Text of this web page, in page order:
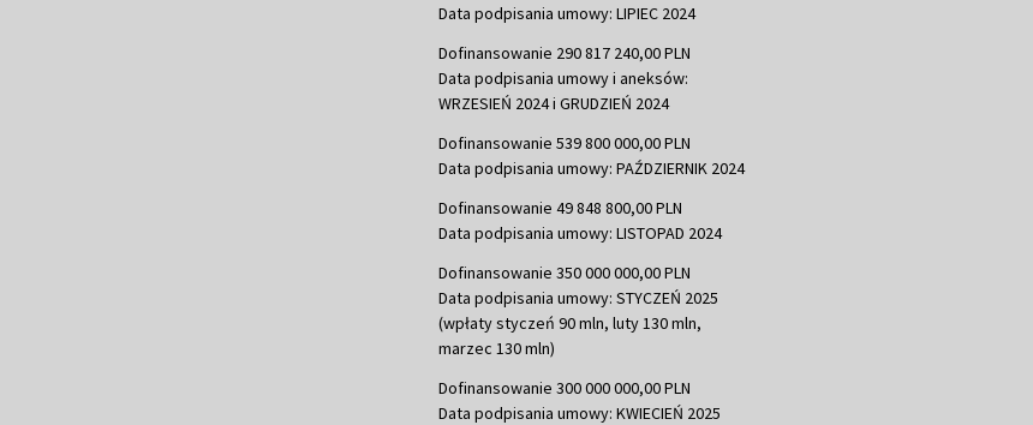
Data podpisania umowy: LIPIEC 2024
Dofinansowanie 290 817 240,00 PLN
Data podpisania umowy i aneksów:
WRZESIEŃ 2024 i GRUDZIEŃ 2024
Dofinansowanie 539 800 000,00 PLN
Data podpisania umowy: PAŹDZIERNIK 2024
Dofinansowanie 49 848 800,00 PLN
Data podpisania umowy: LISTOPAD 2024
Dofinansowanie 350 000 000,00 PLN
Data podpisania umowy: STYCZEŃ 2025
(wpłaty styczeń 90 mln, luty 130 mln,
marzec 130 mln)
Dofinansowanie 300 000 000,00 PLN
Data podpisania umowy: KWIECIEŃ 2025